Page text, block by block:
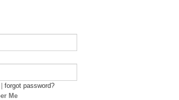
forgot password?
Me